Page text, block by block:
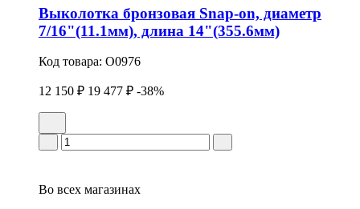
Выколотка бронзовая Snap-on, диаметр
7/16"(11.1мм), длина 14"(355.6мм)
Код товара: O0976
12 150 ₽ 19 477 ₽ -38%
Во всех магазинах